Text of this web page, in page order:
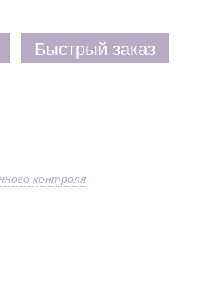
Быстрый заказ
контроля